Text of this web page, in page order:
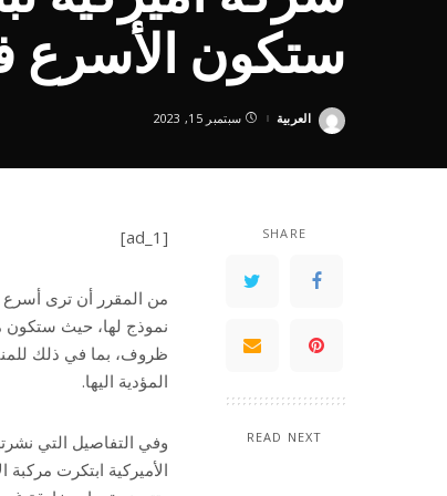
ستكون الأسرع
Posted
العربية سبتمبر 15, 2023
SHARE
READ NEXT
[ad_1]
من المقرر أن ترى أسرع
نموذج لها، حيث ستكون
ظروف، بما في ذلك
المؤدية اليها.
وفي التفاصيل التي
الأميركية ابتكرت